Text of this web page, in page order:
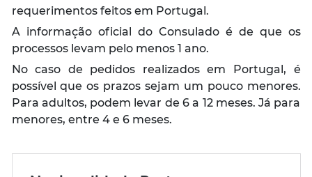
requerimentos feitos em Portugal.
A informação oficial do Consulado é de que os
processos levam pelo menos 1 ano.
No caso de pedidos realizados em Portugal, é
possível que os prazos sejam um pouco menores.
Para adultos, podem levar de 6 a 12 meses. Já para
menores, entre 4 e 6 meses.